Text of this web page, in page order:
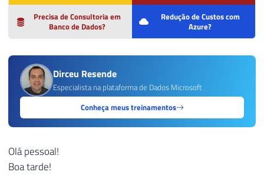
Precisa de Consultoria em
Banco de Dados?
Redução de Custos com
Azure?
Dirceu Resende
Especialista na plataforma de Dados Microsoft
Conheça meus treinamentos
Olá pessoal!
Boa tarde!